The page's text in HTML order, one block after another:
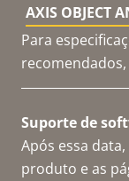
AXIS OBJECT
Para
Suporte de
Após essa
produto e as